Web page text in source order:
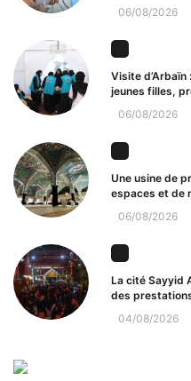
06/08/2026
Visite
jeunes filles,
06/08/2026
Une usine de
espaces et de
06/08/2026
La cité Sayyid
des
04/08/2026